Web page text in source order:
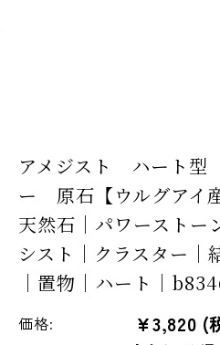
アメジスト ハート型
ー 原石【ウルグアイ
天然石｜パワーストー
シスト｜クラスター｜
｜置物｜ハート｜
価格: ¥3,820 (